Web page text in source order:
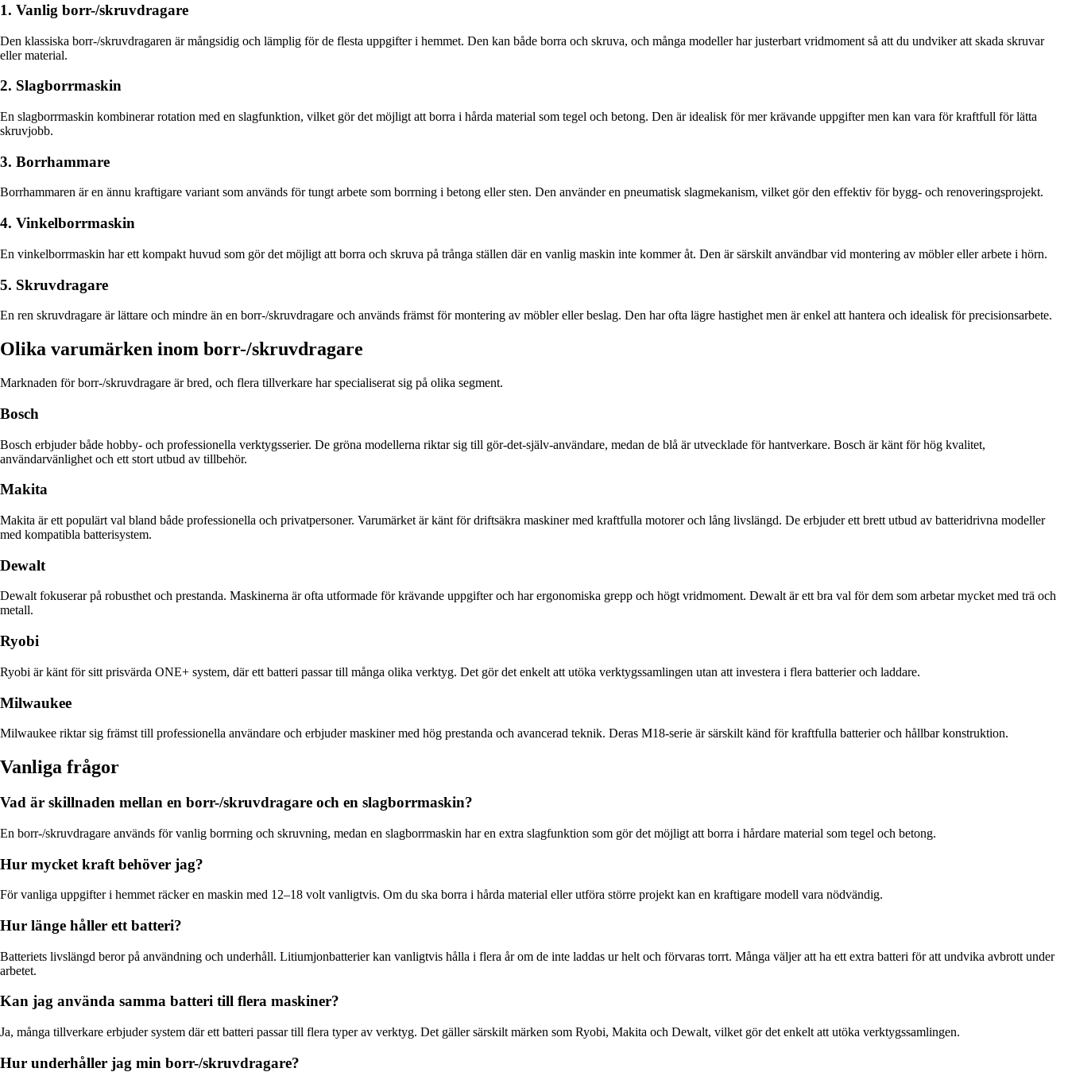
1. Vanlig borr-/skruvdragare
Den klassiska borr-/skruvdragaren är mångsidig och lämplig för de flesta uppgifter i hemmet. Den kan både borra och skruva, och många modeller har justerbart vridmoment så att du undviker att skada skruvar
eller material.
2. Slagborrmaskin
En slagborrmaskin kombinerar rotation med en slagfunktion, vilket gör det möjligt att borra i hårda material som tegel och betong. Den är idealisk för mer krävande uppgifter men kan vara för kraftfull för lätta
skruvjobb.
3. Borrhammare
Borrhammaren är en ännu kraftigare variant som används för tungt arbete som borrning i betong eller sten. Den använder en pneumatisk slagmekanism, vilket gör den effektiv för bygg- och renoveringsprojekt.
4. Vinkelborrmaskin
En vinkelborrmaskin har ett kompakt huvud som gör det möjligt att borra och skruva på trånga ställen där en vanlig maskin inte kommer åt. Den är särskilt användbar vid montering av möbler eller arbete i hörn.
5. Skruvdragare
En ren skruvdragare är lättare och mindre än en borr-/skruvdragare och används främst för montering av möbler eller beslag. Den har ofta lägre hastighet men är enkel att hantera och idealisk för precisionsarbete.
Olika varumärken inom borr-/skruvdragare
Marknaden för borr-/skruvdragare är bred, och flera tillverkare har specialiserat sig på olika segment.
Bosch
Bosch erbjuder både hobby- och professionella verktygsserier. De gröna modellerna riktar sig till gör-det-själv-användare, medan de blå är utvecklade för hantverkare. Bosch är känt för hög kvalitet,
användarvänlighet och ett stort utbud av tillbehör.
Makita
Makita är ett populärt val bland både professionella och privatpersoner. Varumärket är känt för driftsäkra maskiner med kraftfulla motorer och lång livslängd. De erbjuder ett brett utbud av batteridrivna modeller
med kompatibla batterisystem.
Dewalt
Dewalt fokuserar på robusthet och prestanda. Maskinerna är ofta utformade för krävande uppgifter och har ergonomiska grepp och högt vridmoment. Dewalt är ett bra val för dem som arbetar mycket med trä och
metall.
Ryobi
Ryobi är känt för sitt prisvärda ONE+ system, där ett batteri passar till många olika verktyg. Det gör det enkelt att utöka verktygssamlingen utan att investera i flera batterier och laddare.
Milwaukee
Milwaukee riktar sig främst till professionella användare och erbjuder maskiner med hög prestanda och avancerad teknik. Deras M18-serie är särskilt känd för kraftfulla batterier och hållbar konstruktion.
Vanliga frågor
Vad är skillnaden mellan en borr-/skruvdragare och en slagborrmaskin?
En borr-/skruvdragare används för vanlig borrning och skruvning, medan en slagborrmaskin har en extra slagfunktion som gör det möjligt att borra i hårdare material som tegel och betong.
Hur mycket kraft behöver jag?
För vanliga uppgifter i hemmet räcker en maskin med 12–18 volt vanligtvis. Om du ska borra i hårda material eller utföra större projekt kan en kraftigare modell vara nödvändig.
Hur länge håller ett batteri?
Batteriets livslängd beror på användning och underhåll. Litiumjonbatterier kan vanligtvis hålla i flera år om de inte laddas ur helt och förvaras torrt. Många väljer att ha ett extra batteri för att undvika avbrott under
arbetet.
Kan jag använda samma batteri till flera maskiner?
Ja, många tillverkare erbjuder system där ett batteri passar till flera typer av verktyg. Det gäller särskilt märken som Ryobi, Makita och Dewalt, vilket gör det enkelt att utöka verktygssamlingen.
Hur underhåller jag min borr-/skruvdragare?